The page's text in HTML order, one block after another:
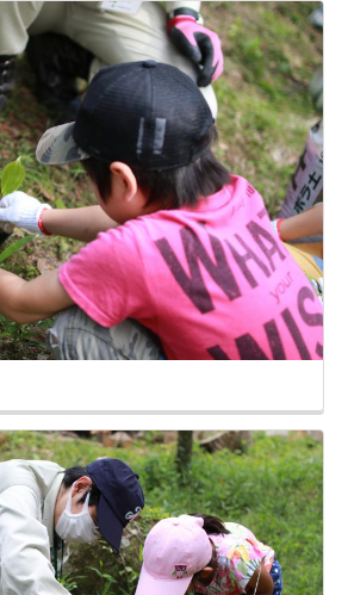
公園で開催しました！
リーンパークで開催しました！
き県民の森で開催しました！
成趣園で開催しました！
ざしのもりで開催しました！
緑地で開催しました！
ごしまグリーンファームで開催しま
自然公園で開催しました！
のくにで開催しました！
園で開催しました！